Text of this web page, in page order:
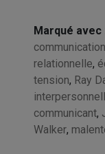
Marqué avec
communication
relationnelle,
tension, Ray
communicant,
Walker,